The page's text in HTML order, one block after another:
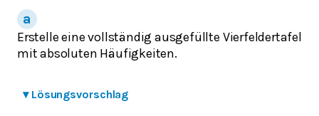
Erstelle eine vollständig ausgefüllte Vierfeldertafel
mit absoluten Häufigkeiten.
▾ Lösungsvorschlag